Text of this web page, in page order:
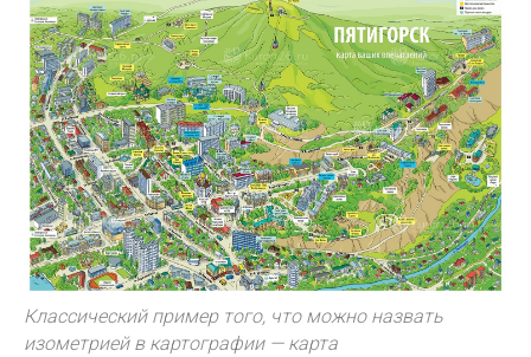
Классический пример того, что можно назвать
изометрией в картографии — карта